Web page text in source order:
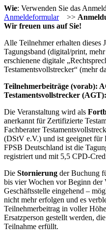
Wie: Verwenden Sie das
Anmeldeformular>>
Wir freuen uns auf Sie!
Alle Teilnehmer erhalten dieses
Tagungsband (digital/print, mehr
erschienene digitale
Testamentsvollstrecker“ (mehr
Teilnehmerbeiträge (vorab):
Testamentsvollstrecker
Die Veranstaltung wird als
anerkannt für Zertifizierte
Fachberater
(DStV e.V.) und ist geeignet für
FPSB Deutschland ist die
registriert und mit 5,5 CPD-
Die Stornierung der Buchung
bis vier Wochen vor Beginn der
Geschäftsstelle eingehend –
nicht mehr erfolgen und es
Teilnehmerbeitrag in voller
Ersatzperson gestellt werden,
Teilnahme erfüllt.